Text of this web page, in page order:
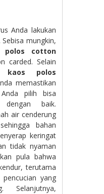
Anda lakukan
mungkin,
polos cotton
carded. Selain
kaos polos
memastikan
pilih bisa
dengan baik.
air cenderung
bahan
keringat
tidak nyaman
pula bahwa
terutama
yang
Selanjutnya,